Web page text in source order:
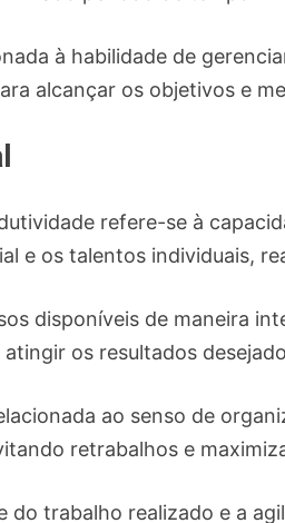
à habilidade de
alcançar os objetivos e
refere-se à
e os talentos individuais,
disponíveis de maneira
os resultados
ao senso de
retrabalhos e
do trabalho realizado e a